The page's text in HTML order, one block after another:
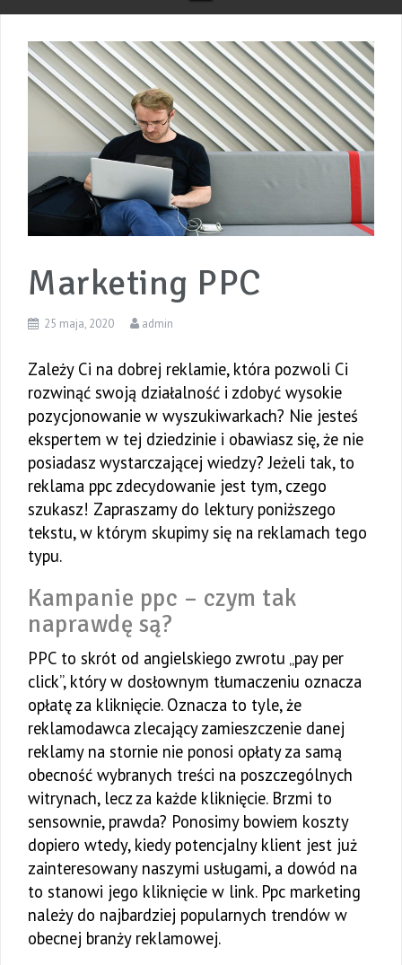
Marketing PPC
25 maja, 2020 admin
Zależy Ci na dobrej reklamie, która pozwoli Ci
rozwinąć swoją działalność i zdobyć wysokie
pozycjonowanie w wyszukiwarkach? Nie jesteś
ekspertem w tej dziedzinie i obawiasz się, że nie
posiadasz wystarczającej wiedzy? Jeżeli tak, to
reklama ppc zdecydowanie jest tym, czego
szukasz! Zapraszamy do lektury poniższego
tekstu, w którym skupimy się na reklamach tego
typu.
Kampanie ppc – czym tak
naprawdę są?
PPC to skrót od angielskiego zwrotu „pay per
click”, który w dosłownym tłumaczeniu oznacza
opłatę za kliknięcie. Oznacza to tyle, że
reklamodawca zlecający zamieszczenie danej
reklamy na stornie nie ponosi opłaty za samą
obecność wybranych treści na poszczególnych
witrynach, lecz za każde kliknięcie. Brzmi to
sensownie, prawda? Ponosimy bowiem koszty
dopiero wtedy, kiedy potencjalny klient jest już
zainteresowany naszymi usługami, a dowód na
to stanowi jego kliknięcie w link. Ppc marketing
należy do najbardziej popularnych trendów w
obecnej branży reklamowej.